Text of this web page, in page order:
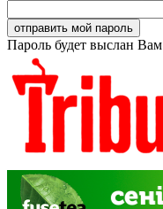
Пароль будет выслан